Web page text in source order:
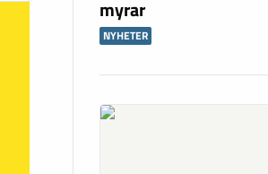
myrar
NYHETER